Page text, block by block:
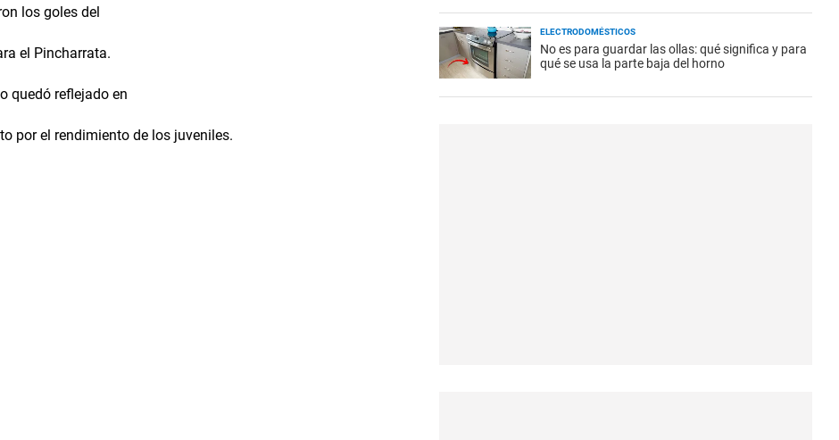
los goles del
el Pincharrata.
quedó reflejado en
por el rendimiento de los juveniles.
ELECTRODOMÉSTICOS
No es para guardar las ollas: qué significa y para
qué se usa la parte baja del horno